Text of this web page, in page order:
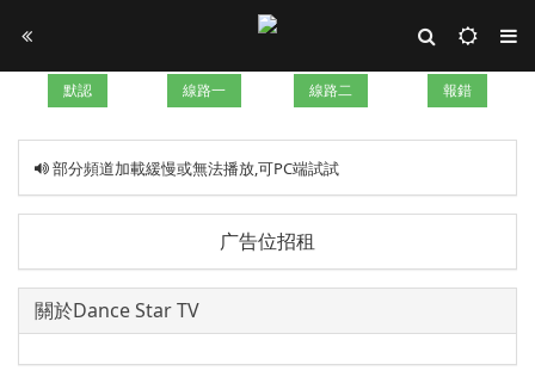
默認 線路一 線路二 報錯
部分頻道加載緩慢或無法播放,可PC端試試
广告位招租
關於Dance Star TV